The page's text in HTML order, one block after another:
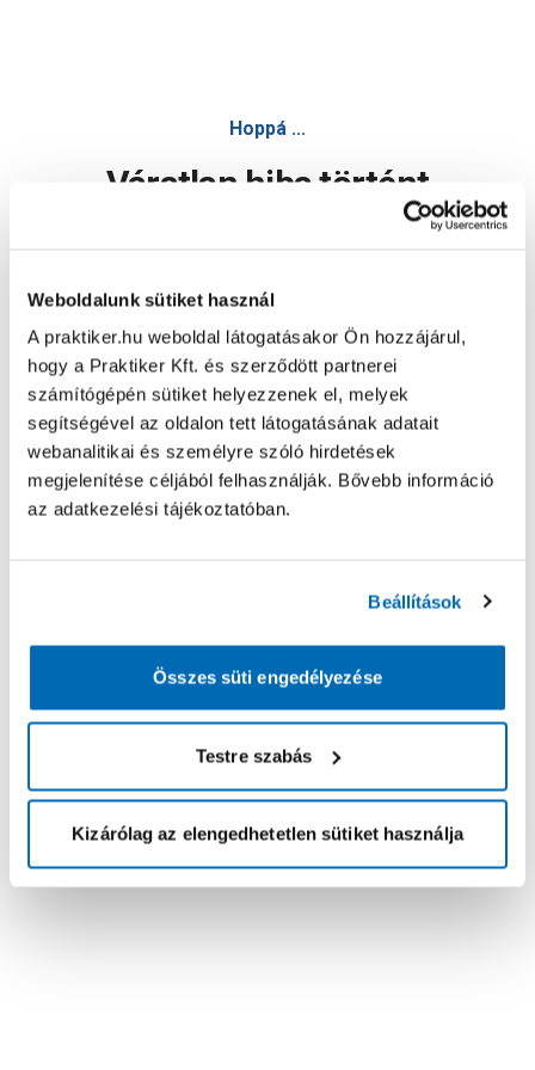
Weboldalunk sütiket használ
A praktiker.hu weboldal látogatásakor Ön hozzájárul,
hogy a Praktiker Kft. és szerződött partnerei
számítógépén sütiket helyezzenek el, melyek
segítségével az oldalon tett látogatásának adatait
webanalitikai és személyre szóló hirdetések
megjelenítése céljából felhasználják. Bővebb információ
az adatkezelési tájékoztatóban.
Beállítások
Összes süti engedélyezése
Testre szabás
Kizárólag az elengedhetetlen sütiket használja
Hoppá ...
Váratlan hiba történt
Oldal újratöltése